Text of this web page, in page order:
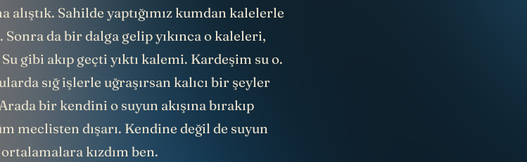
alıştık. Sahilde yaptığımız kumdan kalelerle
da bir dalga gelip yıkınca o kaleleri,
gibi akıp geçti yıktı kalemi. Kardeşim su o.
sığ işlerle uğraşırsan kalıcı bir şeyler
bir kendini o suyun akışına bırakıp
meclisten dışarı. Kendine değil de suyun
kızdım ben.